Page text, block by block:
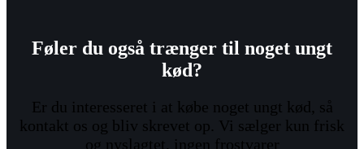
Føler du også trænger til noget ungt
kød?
Er du interesseret i at købe noget ungt kød, så
kontakt os og bliv skrevet op. Vi sælger kun frisk
og nyslagtet, ingen frostvarer